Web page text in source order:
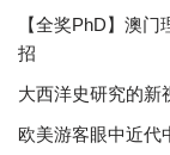
【全奖PhD】澳
招
大西洋史研究的新
欧美游客眼中近代